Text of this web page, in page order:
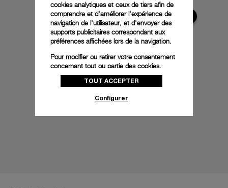
cookies analytiques et ceux de tiers afin de
comprendre et d'améliorer l'expérience de
navigation de l'utilisateur, et d'envoyer des
supports publicitaires correspondant aux
préférences affichées lors de la navigation.
Pour modifier ou retirer votre consentement
concernant tout ou partie des cookies,
cliquez sur « Configurer » ou consultez notre
politique des cookiespour obtenir plus
donnez votre consentement pour l’utilisation
TOUT ACCEPTER
Configurer